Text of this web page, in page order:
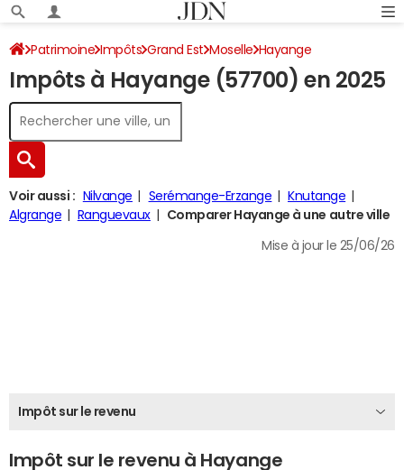
Patrimoine Impôts Grand Est Moselle Hayange
Impôt sur le revenu
Impôts à Hayange (57700) en 2025
Voir aussi : Nilvange Serémange-Erzange
Knutange
Algrange
Ranguevaux Comparer Hayange à une autre ville
Mise à jour le 25/06/26
Impôt sur le revenu
Impôt sur le revenu à Hayange